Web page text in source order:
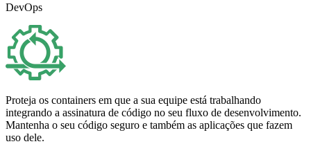
DevOps
Proteja os containers em que a sua equipe está trabalhando
integrando a assinatura de código no seu fluxo de desenvolvimento.
Mantenha o seu código seguro e também as aplicações que fazem
uso dele.